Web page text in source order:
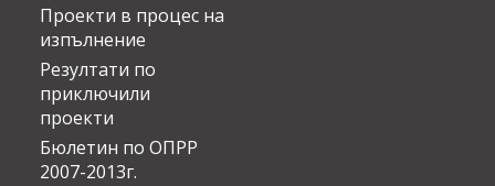
Проекти в процес на
изпълнение
Резултати по
приключили
проекти
Бюлетин по ОПРР
2007-2013г.